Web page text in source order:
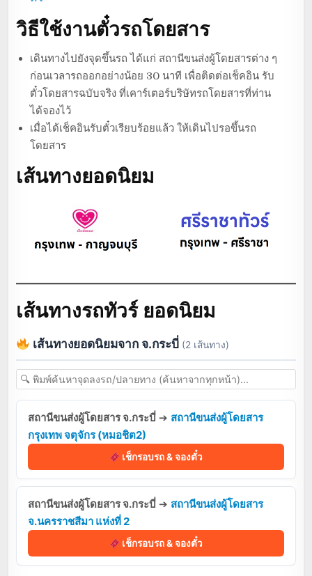
วิธีใช้งานตั๋วรถโดยสาร
เดินทางไปยังจุดขึ้นรถ ได้แก่ สถานีขนส่งผู้โดยสารต่าง ๆ
ก่อนเวลารถออกอย่างน้อย 30 นาที เพื่อติดต่อเช็คอิน รับ
ตั๋วโดยสารฉบับจริง ที่เคาร์เตอร์บริษัทรถโดยสารที่ท่าน
ได้จองไว้
เมื่อได้เช็คอินรับตั๋วเรียบร้อยแล้ว ให้เดินไปรอขึ้นรถ
โดยสาร
เส้นทางยอดนิยม
เส้นทางรถทัวร์ ยอดนิยม
เส้นทางยอดนิยมจาก จ.กระบี่ (2 เส้นทาง)
สถานีขนส่งผู้โดยสาร จ.กระบี่ ➔ สถานีขนส่งผู้โดยสาร
กรุงเทพ จตุจักร (หมอชิต2)
เช็กรอบรถ & จองตั๋ว
สถานีขนส่งผู้โดยสาร จ.กระบี่ ➔ สถานีขนส่งผู้โดยสาร
จ.นครราชสีมา แห่งที่ 2
เช็กรอบรถ & จองตั๋ว